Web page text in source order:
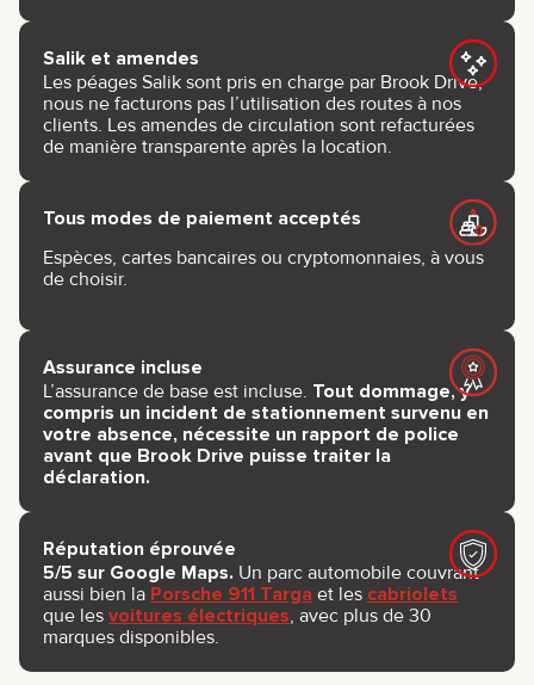
Salik et amendes
Les péages Salik sont pris en charge par Brook Drive,
nous ne facturons pas l’utilisation des routes à nos
clients. Les amendes de circulation sont refacturées
de manière transparente après la location.
Tous modes de paiement acceptés
Espèces, cartes bancaires ou cryptomonnaies, à vous
de choisir.
Assurance incluse
L’assurance de base est incluse. Tout dommage, y
compris un incident de stationnement survenu en
votre absence, nécessite un rapport de police
avant que Brook Drive puisse traiter la
déclaration.
Réputation éprouvée
5/5 sur Google Maps. Un parc automobile couvrant
aussi bien la Porsche 911 Targa et les cabriolets
que les voitures électriques, avec plus de 30
marques disponibles.